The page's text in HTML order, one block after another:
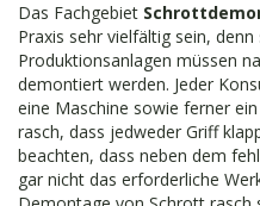
Das Fachgebiet
Praxis sehr vielfältig sein,
Produktionsanlagen müssen
demontiert werden. Jeder
eine Maschine sowie ferner
rasch, dass jedweder Griff
beachten, dass neben dem
gar nicht das erforderliche